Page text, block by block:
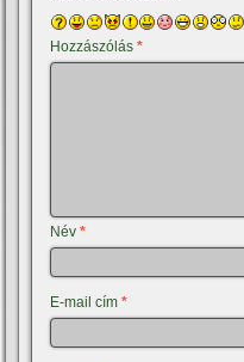
Hozzászólás*
Név*
E-mail cím*